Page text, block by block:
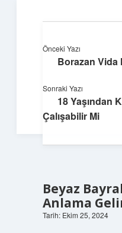
Yaratıcı
Beyaz
Anlama
Tarih: Ekim 25, 2024
Önceki Yazı
Borazan Vida
Sonraki Yazı
18 Yaşından
Çalışabilir Mi